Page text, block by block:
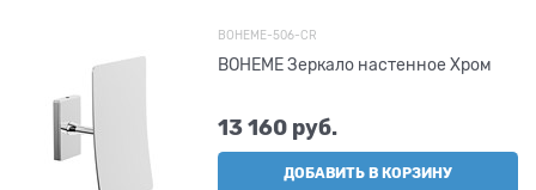
BOHEME-506-CR
BOHEME Зеркало настенное Хром
13 160 руб.
ДОБАВИТЬ В КОРЗИНУ